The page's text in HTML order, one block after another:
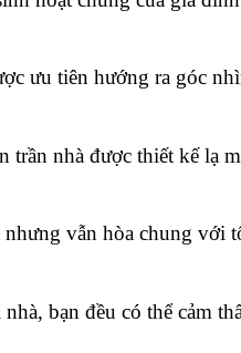
ưu tiên hướng ra góc
trần nhà được thiết kế lạ
nhưng vẫn hòa chung với
bạn đều có thể cảm